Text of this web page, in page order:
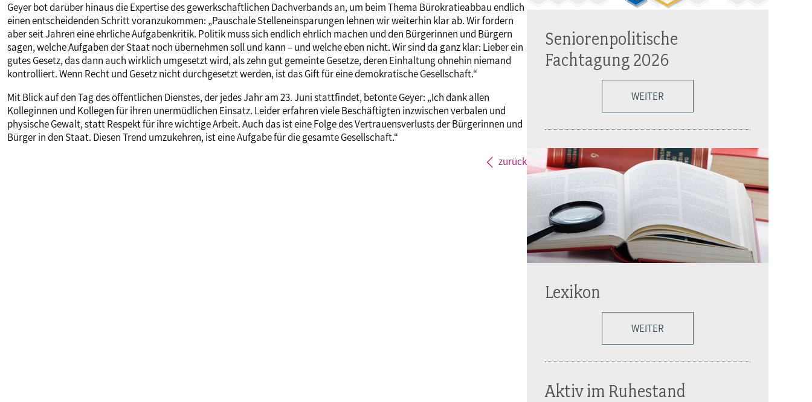
Geyer bot darüber hinaus die Expertise des gewerkschaftlichen Dachverbands an, um beim Thema Bürokratieabbau endlich
einen entscheidenden Schritt voranzukommen: „Pauschale Stelleneinsparungen lehnen wir weiterhin klar ab. Wir fordern
aber seit Jahren eine ehrliche Aufgabenkritik. Politik muss sich endlich ehrlich machen und den Bürgerinnen und Bürgern
sagen, welche Aufgaben der Staat noch übernehmen soll und kann – und welche eben nicht. Wir sind da ganz klar: Lieber ein
gutes Gesetz, das dann auch wirklich umgesetzt wird, als zehn gut gemeinte Gesetze, deren Einhaltung ohnehin niemand
kontrolliert. Wenn Recht und Gesetz nicht durchgesetzt werden, ist das Gift für eine demokratische Gesellschaft.“
Mit Blick auf den Tag des öffentlichen Dienstes, der jedes Jahr am 23. Juni stattfindet, betonte Geyer: „Ich dank allen
Kolleginnen und Kollegen für ihren unermüdlichen Einsatz. Leider erfahren viele Beschäftigten inzwischen verbalen und
physische Gewalt, statt Respekt für ihre wichtige Arbeit. Auch das ist eine Folge des Vertrauensverlusts der Bürgerinnen und
Bürger in den Staat. Diesen Trend umzukehren, ist eine Aufgabe für die gesamte Gesellschaft.“
zurück
Seniorenpolitische
Fachtagung 2026
WEITER
Lexikon
WEITER
Aktiv im Ruhestand